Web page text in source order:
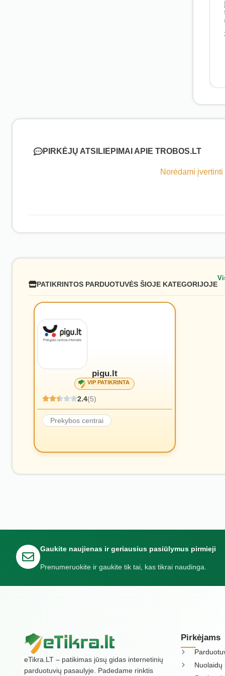
PIRKĖJŲ ATSILIEPIMAI APIE TROBOS.LT
Norėdami
PATIKRINTOS PARDUOTUVĖS ŠIOJE KATEGORIJOJE
pigu.lt
VIP PATIKRINTA
2.4(5)
Prekybos centrai
Gaukite naujienas ir geriausius pasiūlymus pirmieji
Prenumeruokite ir gaukite tik tai, kas tikrai naudinga.
eTikra.LT – patikimas jūsų gidas internetinių
parduotuvių pasaulyje. Padedame rinktis
Pirkėjams
Nuolaidų